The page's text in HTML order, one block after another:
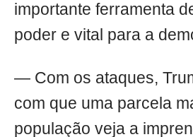
importante ferramenta
poder e vital para a
— Com os ataques,
com que uma parcela
população veja a